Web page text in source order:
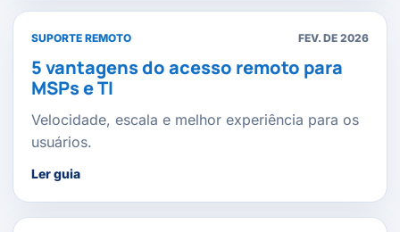
SUPORTE REMOTO FEV. DE 2026
5 vantagens do acesso remoto para
MSPs e TI
Velocidade, escala e melhor experiência para os
usuários.
Ler guia